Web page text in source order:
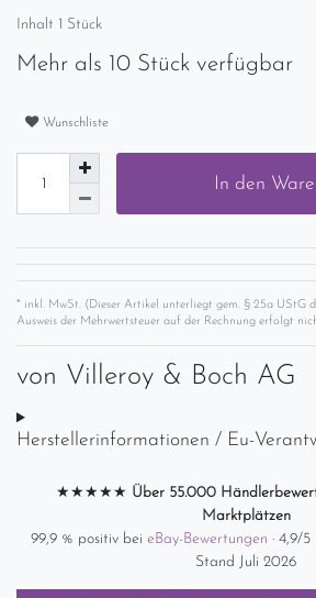
Inhalt 1 Stück
Mehr als 10 Stück verfügbar
Wunschliste
In den
* inkl. MwSt. (Dieser Artikel unterliegt gem. § 25a UStG
Ausweis der Mehrwertsteuer auf der Rechnung erfolgt
von Villeroy & Boch AG
Herstellerinformationen / Eu-
★★★★★ Über 55.000
Marktplätzen
99,9 % positiv bei eBay-Bewertungen · 4,9/5
Stand Juli 2026